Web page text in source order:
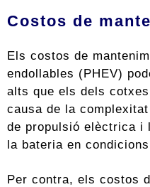
Costos de
Els costos de
endollables (PHEV)
alts que els dels
causa de la
de propulsió elèctrica i
la bateria en
Per contra, els costos